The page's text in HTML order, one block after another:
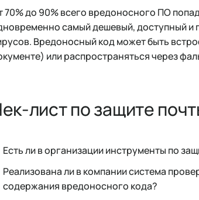
70% до 90% всего вредоносного ПО
самый дешевый, доступный и
Вредоносный код может быть
или распространяться через
лист по защите
Есть ли в организации инструменты по
Реализована ли в компании система
содержания вредоносного кода?